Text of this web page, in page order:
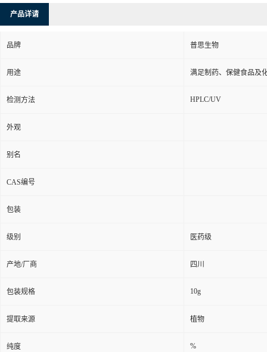
产品详请
品牌 普思生物
用途 满足制药、保健食品及
检测方法 HPLC/UV
外观
别名
CAS编号
包装
级别 医药级
产地/厂商 四川
包装规格 10g
提取来源 植物
纯度 %